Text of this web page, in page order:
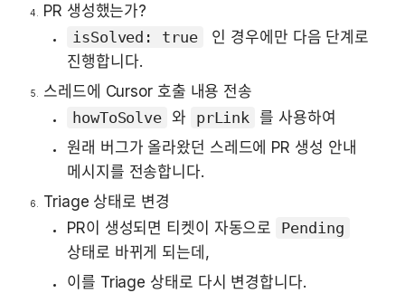
PR 생성했는가?
isSolved: true
  인 경우에만 다음 단계로
진행합니다.
스레드에 Cursor 호출 내용 전송
howToSolve 와 prLink
를 사용하여
원래 버그가 올라왔던 스레드에 PR 생성 안내
메시지를 전송합니다.
Triage 상태로 변경
PR이 생성되면 티켓이 자동으로
Pending
상태로 바뀌게 되는데,
이를 Triage 상태로 다시 변경합니다.